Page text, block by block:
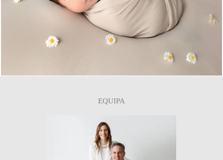
0
EQUIPA